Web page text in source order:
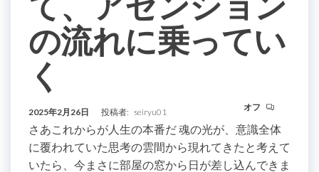
の流れに乗ってい
く
2025年2月26日 投稿者: seiryu01 オフ
さあこれからが人生の本番だ 魂の光が、意識全体
に覆われていた思考の雲間から現れてきたと考えて
いたら、今まさに部屋の窓から日が差し込んできま